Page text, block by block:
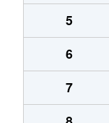
5
6
7